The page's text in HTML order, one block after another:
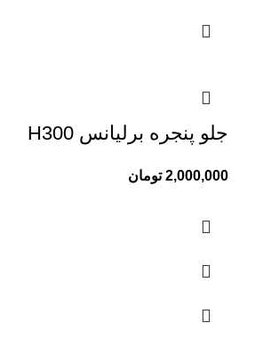
جلو پنجره برلیانس H300
2,000,000 تومان